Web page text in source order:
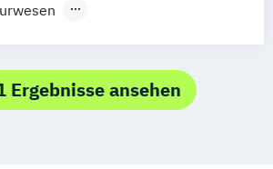
Ergebnisse ansehen